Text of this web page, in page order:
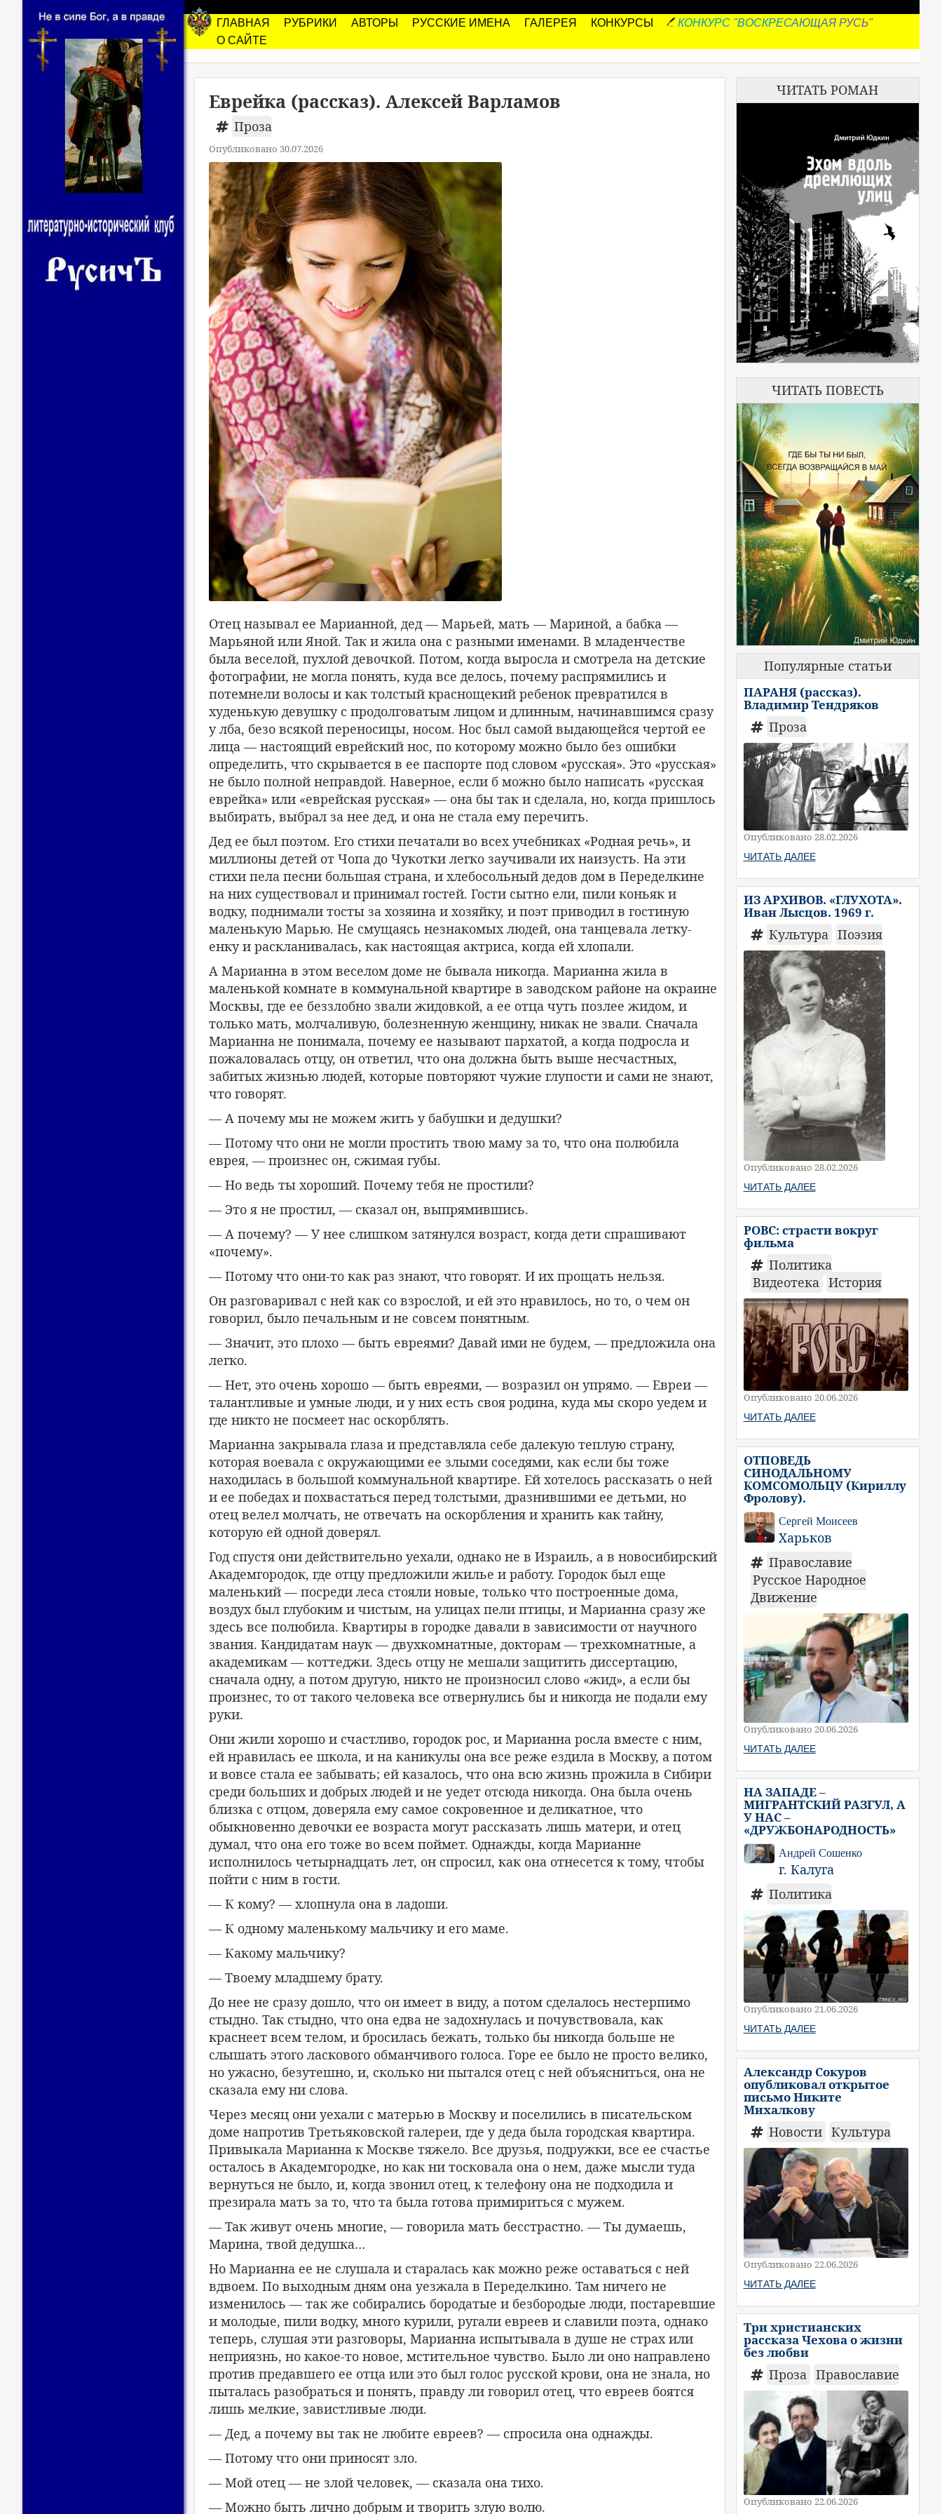
ГЛАВНАЯ РУБРИКИ АВТОРЫ РУССКИЕ ИМЕНА ГАЛЕРЕЯ КОНКУРСЫ
КОНКУРС "ВОСКРЕСАЮЩАЯ РУСЬ"
О САЙТЕ
Еврейка (рассказ). Алексей Варламов
Проза
Опубликовано 30.07.2026
Отец называл ее Марианной, дед — Марьей, мать — Мариной, а бабка —
Марьяной или Яной. Так и жила она с разными именами. В младенчестве
была веселой, пухлой девочкой. Потом, когда выросла и смотрела на детские
фотографии, не могла понять, куда все делось, почему распрямились и
потемнели волосы и как толстый краснощекий ребенок превратился в
худенькую девушку с продолговатым лицом и длинным, начинавшимся сразу
у лба, безо всякой переносицы, носом. Нос был самой выдающейся чертой ее
лица — настоящий еврейский нос, по которому можно было без ошибки
определить, что скрывается в ее паспорте под словом «русская». Это «русская»
не было полной неправдой. Наверное, если б можно было написать «русская
еврейка» или «еврейская русская» — она бы так и сделала, но, когда пришлось
выбирать, выбрал за нее дед, и она не стала ему перечить.
Дед ее был поэтом. Его стихи печатали во всех учебниках «Родная речь», и
миллионы детей от Чопа до Чукотки легко заучивали их наизусть. На эти
стихи пела песни большая страна, и хлебосольный дедов дом в Переделкине
на них существовал и принимал гостей. Гости сытно ели, пили коньяк и
водку, поднимали тосты за хозяина и хозяйку, и поэт приводил в гостиную
маленькую Марью. Не смущаясь незнакомых людей, она танцевала летку-
енку и раскланивалась, как настоящая актриса, когда ей хлопали.
А Марианна в этом веселом доме не бывала никогда. Марианна жила в
маленькой комнате в коммунальной квартире в заводском районе на окраине
Москвы, где ее беззлобно звали жидовкой, а ее отца чуть позлее жидом, и
только мать, молчаливую, болезненную женщину, никак не звали. Сначала
Марианна не понимала, почему ее называют пархатой, а когда подросла и
пожаловалась отцу, он ответил, что она должна быть выше несчастных,
забитых жизнью людей, которые повторяют чужие глупости и сами не знают,
что говорят.
— А почему мы не можем жить у бабушки и дедушки?
— Потому что они не могли простить твою маму за то, что она полюбила
еврея, — произнес он, сжимая губы.
— Но ведь ты хороший. Почему тебя не простили?
— Это я не простил, — сказал он, выпрямившись.
— А почему? — У нее слишком затянулся возраст, когда дети спрашивают
«почему».
— Потому что они-то как раз знают, что говорят. И их прощать нельзя.
Он разговаривал с ней как со взрослой, и ей это нравилось, но то, о чем он
говорил, было печальным и не совсем понятным.
— Значит, это плохо — быть евреями? Давай ими не будем, — предложила она
легко.
— Нет, это очень хорошо — быть евреями, — возразил он упрямо. — Евреи —
талантливые и умные люди, и у них есть своя родина, куда мы скоро уедем и
где никто не посмеет нас оскорблять.
Марианна закрывала глаза и представляла себе далекую теплую страну,
которая воевала с окружающими ее злыми соседями, как если бы тоже
находилась в большой коммунальной квартире. Ей хотелось рассказать о ней
и ее победах и похвастаться перед толстыми, дразнившими ее детьми, но
отец велел молчать, не отвечать на оскорбления и хранить как тайну,
которую ей одной доверял.
Год спустя они действительно уехали, однако не в Израиль, а в новосибирский
Академгородок, где отцу предложили жилье и работу. Городок был еще
маленький — посреди леса стояли новые, только что построенные дома,
воздух был глубоким и чистым, на улицах пели птицы, и Марианна сразу же
здесь все полюбила. Квартиры в городке давали в зависимости от научного
звания. Кандидатам наук — двухкомнатные, докторам — трехкомнатные, а
академикам — коттеджи. Здесь отцу не мешали защитить диссертацию,
сначала одну, а потом другую, никто не произносил слово «жид», а если бы
произнес, то от такого человека все отвернулись бы и никогда не подали ему
руки.
Они жили хорошо и счастливо, городок рос, и Марианна росла вместе с ним,
ей нравилась ее школа, и на каникулы она все реже ездила в Москву, а потом
и вовсе стала ее забывать; ей казалось, что она всю жизнь прожила в Сибири
среди больших и добрых людей и не уедет отсюда никогда. Она была очень
близка с отцом, доверяла ему самое сокровенное и деликатное, что
обыкновенно девочки ее возраста могут рассказать лишь матери, и отец
думал, что она его тоже во всем поймет. Однажды, когда Марианне
исполнилось четырнадцать лет, он спросил, как она отнесется к тому, чтобы
пойти с ним в гости.
— К кому? — хлопнула она в ладоши.
— К одному маленькому мальчику и его маме.
— Какому мальчику?
— Твоему младшему брату.
До нее не сразу дошло, что он имеет в виду, а потом сделалось нестерпимо
стыдно. Так стыдно, что она едва не задохнулась и почувствовала, как
краснеет всем телом, и бросилась бежать, только бы никогда больше не
слышать этого ласкового обманчивого голоса. Горе ее было не просто велико,
но ужасно, безутешно, и, сколько ни пытался отец с ней объясниться, она не
сказала ему ни слова.
Через месяц они уехали с матерью в Москву и поселились в писательском
доме напротив Третьяковской галереи, где у деда была городская квартира.
Привыкала Марианна к Москве тяжело. Все друзья, подружки, все ее счастье
осталось в Академгородке, но как ни тосковала она о нем, даже мысли туда
вернуться не было, и, когда звонил отец, к телефону она не подходила и
презирала мать за то, что та была готова примириться с мужем.
— Так живут очень многие, — говорила мать бесстрастно. — Ты думаешь,
Марина, твой дедушка…
Но Марианна ее не слушала и старалась как можно реже оставаться с ней
вдвоем. По выходным дням она уезжала в Переделкино. Там ничего не
изменилось — так же собирались бородатые и безбородые люди, постаревшие
и молодые, пили водку, много курили, ругали евреев и славили поэта, однако
теперь, слушая эти разговоры, Марианна испытывала в душе не страх или
неприязнь, но какое-то новое, мстительное чувство. Было ли оно направлено
против предавшего ее отца или это был голос русской крови, она не знала, но
пыталась разобраться и понять, правду ли говорил отец, что евреев боятся
лишь мелкие, завистливые люди.
— Дед, а почему вы так не любите евреев? — спросила она однажды.
— Потому что они приносят зло.
— Мой отец — не злой человек, — сказала она тихо.
— Можно быть лично добрым и творить злую волю.
ЧИТАТЬ РОМАН
ЧИТАТЬ ПОВЕСТЬ
Популярные статьи
ПАРАНЯ (рассказ).
Владимир Тендряков
Проза
Опубликовано 28.02.2026
ЧИТАТЬ ДАЛЕЕ
ИЗ АРХИВОВ. «ГЛУХОТА».
Иван Лысцов. 1969 г.
Культура Поэзия
Опубликовано 28.02.2026
ЧИТАТЬ ДАЛЕЕ
РОВС: страсти вокруг
фильма
Политика
Видеотека История
Опубликовано 20.06.2026
ЧИТАТЬ ДАЛЕЕ
ОТПОВЕДЬ
СИНОДАЛЬНОМУ
КОМСОМОЛЬЦУ (Кириллу
Фролову).
Сергей Моисеев
Харьков
Православие
Русское Народное
Движение
Опубликовано 20.06.2026
ЧИТАТЬ ДАЛЕЕ
НА ЗАПАДЕ –
МИГРАНТСКИЙ РАЗГУЛ, А
У НАС –
«ДРУЖБОНАРОДНОСТЬ»
Андрей Сошенко
г. Калуга
Политика
Опубликовано 21.06.2026
ЧИТАТЬ ДАЛЕЕ
Александр Сокуров
опубликовал открытое
письмо Никите
Михалкову
Новости Культура
Опубликовано 22.06.2026
ЧИТАТЬ ДАЛЕЕ
Три христианских
рассказа Чехова о жизни
без любви
Проза Православие
Опубликовано 22.06.2026